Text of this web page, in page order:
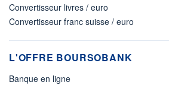
Convertisseur livres / euro
Convertisseur franc suisse / euro
L'OFFRE BOURSOBANK
Banque en ligne